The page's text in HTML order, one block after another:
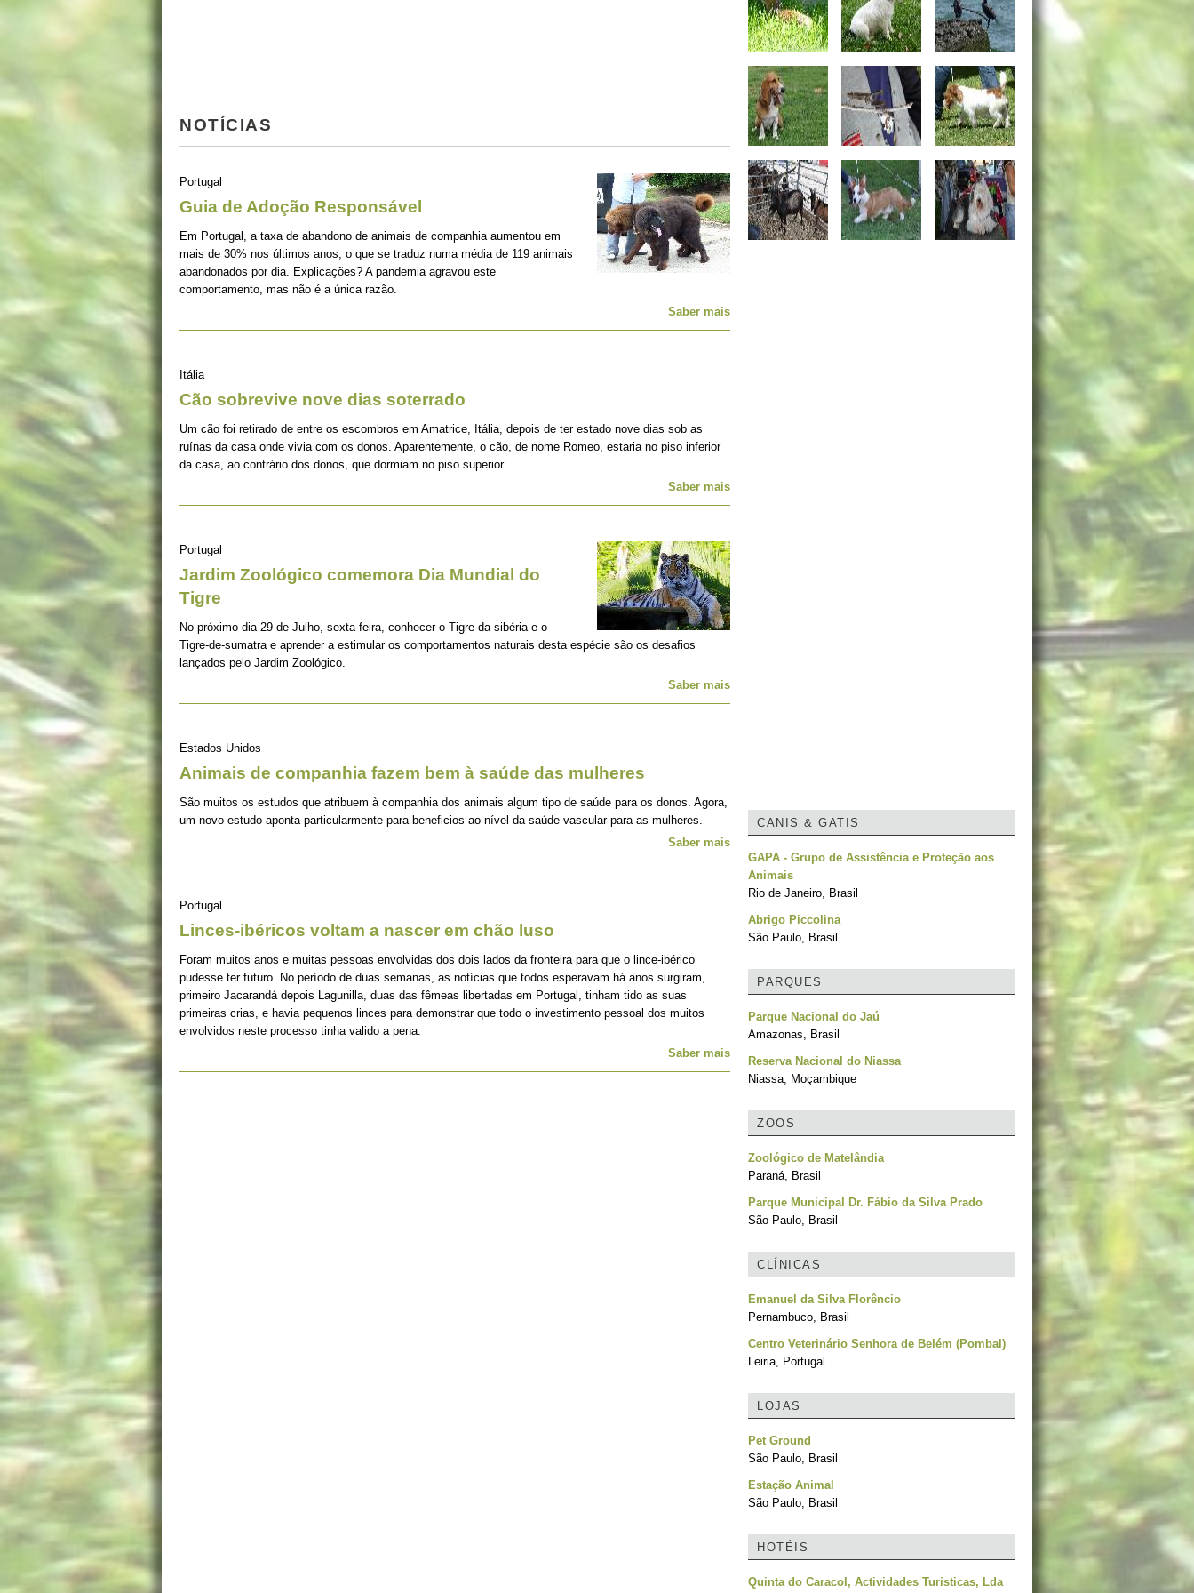
NOTÍCIAS
Portugal
Guia de Adoção Responsável
Em Portugal, a taxa de abandono de animais de companhia aumentou em
mais de 30% nos últimos anos, o que se traduz numa média de 119 animais
abandonados por dia. Explicações? A pandemia agravou este
comportamento, mas não é a única razão.
Saber mais
Itália
Cão sobrevive nove dias soterrado
Um cão foi retirado de entre os escombros em Amatrice, Itália, depois de ter estado nove dias sob as
ruínas da casa onde vivia com os donos. Aparentemente, o cão, de nome Romeo, estaria no piso inferior
da casa, ao contrário dos donos, que dormiam no piso superior.
Saber mais
Portugal
Jardim Zoológico comemora Dia Mundial do
Tigre
No próximo dia 29 de Julho, sexta-feira, conhecer o Tigre-da-sibéria e o
Tigre-de-sumatra e aprender a estimular os comportamentos naturais desta espécie são os desafios
lançados pelo Jardim Zoológico.
Saber mais
Estados Unidos
Animais de companhia fazem bem à saúde das mulheres
São muitos os estudos que atribuem à companhia dos animais algum tipo de saúde para os donos. Agora,
um novo estudo aponta particularmente para beneficios ao nível da saúde vascular para as mulheres.
Saber mais
Portugal
Linces-ibéricos voltam a nascer em chão luso
Foram muitos anos e muitas pessoas envolvidas dos dois lados da fronteira para que o lince-ibérico
pudesse ter futuro. No período de duas semanas, as notícias que todos esperavam há anos surgiram,
primeiro Jacarandá depois Lagunilla, duas das fêmeas libertadas em Portugal, tinham tido as suas
primeiras crias, e havia pequenos linces para demonstrar que todo o investimento pessoal dos muitos
envolvidos neste processo tinha valido a pena.
Saber mais
CANIS & GATIS
GAPA - Grupo de Assistência e Proteção aos
Animais
Rio de Janeiro, Brasil
Abrigo Piccolina
São Paulo, Brasil
PARQUES
Parque Nacional do Jaú
Amazonas, Brasil
Reserva Nacional do Niassa
Niassa, Moçambique
ZOOS
Zoológico de Matelândia
Paraná, Brasil
Parque Municipal Dr. Fábio da Silva Prado
São Paulo, Brasil
CLÍNICAS
Emanuel da Silva Florêncio
Pernambuco, Brasil
Centro Veterinário Senhora de Belém (Pombal)
Leiria, Portugal
LOJAS
Pet Ground
São Paulo, Brasil
Estação Animal
São Paulo, Brasil
HOTÉIS
Quinta do Caracol, Actividades Turisticas, Lda